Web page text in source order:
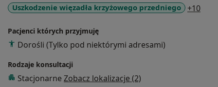
zwłaszcza:-
urazach więzadeł stawu kolanowego - w
tym więzadła krzyżowego przedniego (ACL)
tylnego (PCL), więzadeł pobocznych -
przyśrodkowego (MCL) i kompleksu tylno-
Uszkodzenie więzadła krzyżowego przedniego
+10
Pacjenci których przyjmuję
Dorośli (Tylko pod niektórymi adresami)
Rodzaje konsultacji
Stacjonarne Zobacz lokalizacje (2)